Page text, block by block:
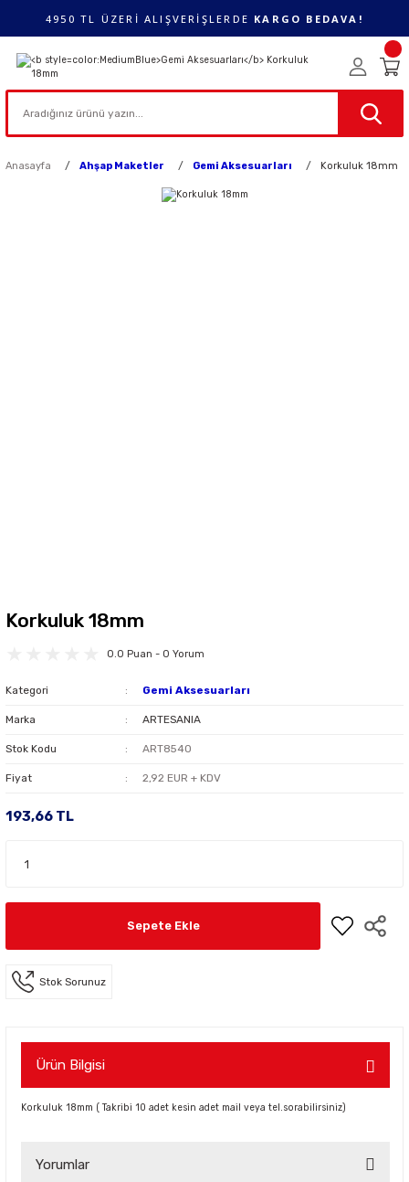
4950 TL ÜZERİ ALIŞVERİŞLERDE KARGO BEDAVA!
Anasayfa Ahşap Maketler Gemi Aksesuarları Korkuluk 18mm
Korkuluk 18mm
0.0 Puan - 0 Yorum
Kategori Gemi Aksesuarları
Marka ARTESANIA
Stok Kodu ART8540
Fiyat 2,92 EUR + KDV
193,66 TL
Sepete Ekle
Stok Sorunuz
Ürün Bilgisi
Korkuluk 18mm ( Takribi 10 adet kesin adet mail veya tel.sorabilirsiniz)
Yorumlar